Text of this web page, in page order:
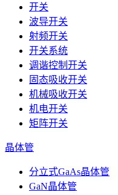
开关
波导开关
射频开关
开关系统
调谐控制开关
固态吸收开关
机械吸收开关
机电开关
矩阵开关
晶体管
分立式GaAs晶体管
GaN晶体管